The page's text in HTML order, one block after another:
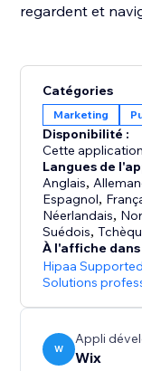
regardent et
Catégories
Marketing
Disponibilité :
Cette
Langues de
Anglais,
Espagnol,
Néerlandais,
Suédois,
À l'affiche dans
Hipaa
Solutions
W
Appli
Wix